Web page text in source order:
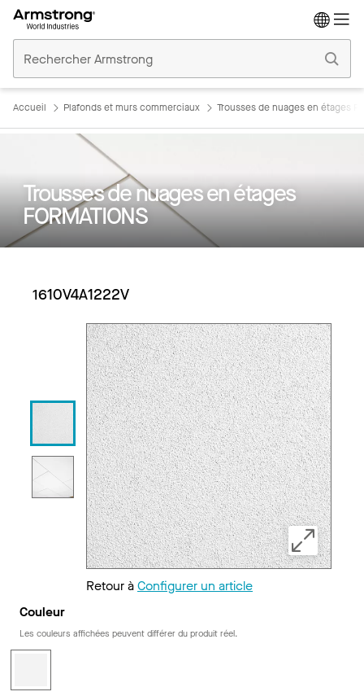
Plafonds
Commerciaux
Accueil Plafonds et murs commerciaux Trousses de nuages en étages
Trousses de nuages en étages
FORMATIONS
1610V4A1222V
Retour àConfigurer un article
Couleur
Les couleurs affichées peuvent différer du produit réel.